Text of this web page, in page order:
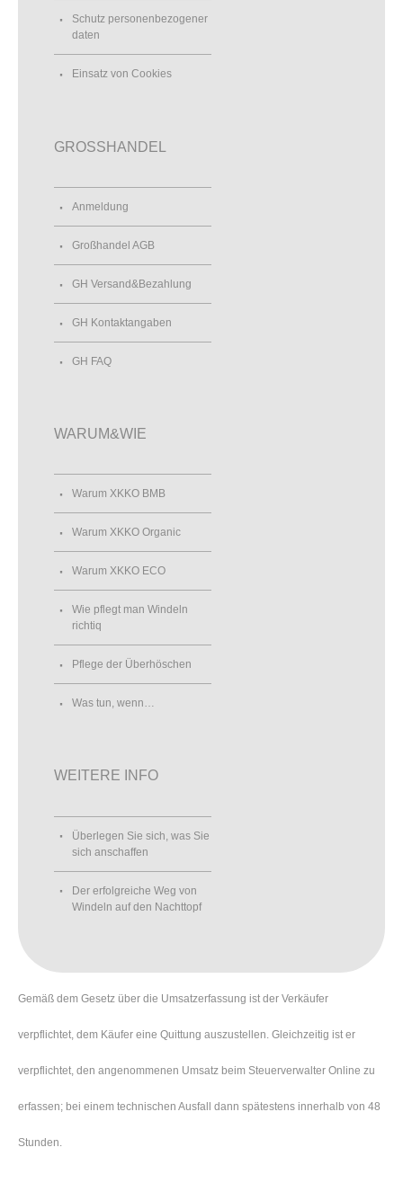
Schutz personenbezogener
daten
Einsatz von Cookies
GROSSHANDEL
Anmeldung
Großhandel AGB
GH Versand&Bezahlung
GH Kontaktangaben
GH FAQ
WARUM&WIE
Warum XKKO BMB
Warum XKKO Organic
Warum XKKO ECO
Wie pflegt man Windeln
richtiq
Pflege der Überhöschen
Was tun, wenn…
WEITERE INFO
Überlegen Sie sich, was Sie
sich anschaffen
Der erfolgreiche Weg von
Windeln auf den Nachttopf
Gemäß dem Gesetz über die Umsatzerfassung ist der Verkäufer
verpflichtet, dem Käufer eine Quittung auszustellen. Gleichzeitig ist er
verpflichtet, den angenommenen Umsatz beim Steuerverwalter Online zu
erfassen; bei einem technischen Ausfall dann spätestens innerhalb von 48
Stunden.